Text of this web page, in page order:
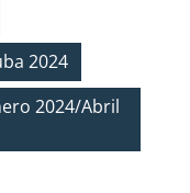
2024
2024/Abril